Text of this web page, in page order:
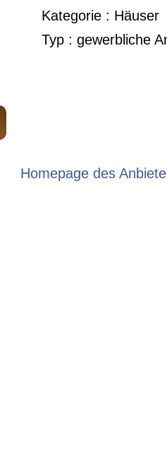
Kategorie : Häuser
Typ : gewerbliche
Homepage des